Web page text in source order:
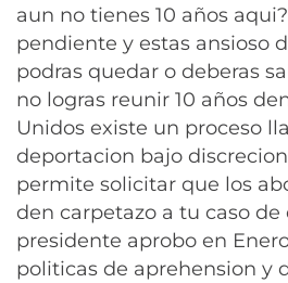
aun no tienes 10 años
pendiente y estas ansioso
podras quedar o deberas
no logras reunir 10 años
Unidos existe un proceso
deportacion bajo
permite solicitar que los
den carpetazo a tu caso de
presidente aprobo en
politicas de aprehension y